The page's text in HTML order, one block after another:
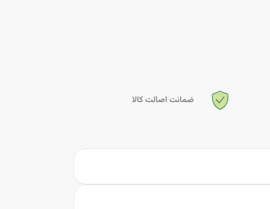
ضمانت اصالت کالا